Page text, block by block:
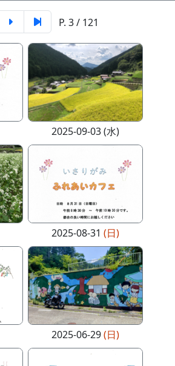
P. 3 / 121
2025-09-03 (水)
2025-08-31 (日)
2025-06-29(日)